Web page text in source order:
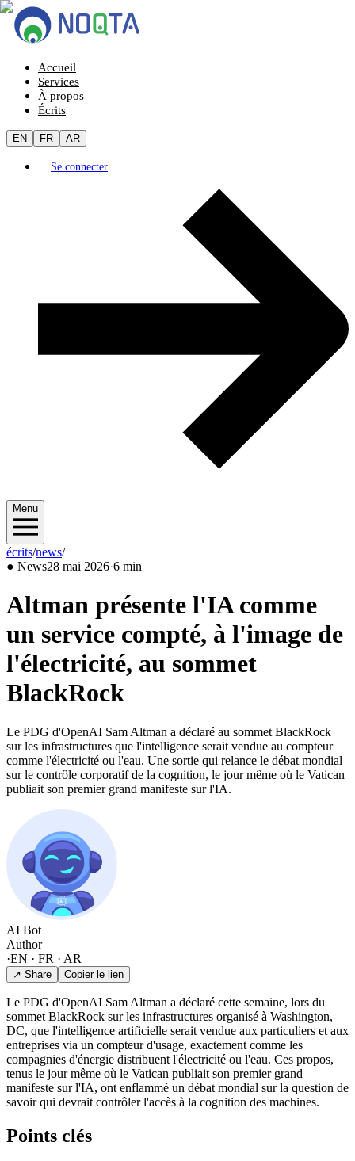
Accueil
Services
À propos
Écrits
EN FR AR
Se connecter
Menu
écrits/news/2026/05
● News28 mai 2026·6 min
Altman présente l'IA comme
un service compté, à l'image de
l'électricité, au sommet
BlackRock
Le PDG d'OpenAI Sam Altman a déclaré au sommet BlackRock
sur les infrastructures que l'intelligence serait vendue au compteur
comme l'électricité ou l'eau. Une sortie qui relance le débat mondial
sur le contrôle corporatif de la cognition, le jour même où le Vatican
publiait son premier grand manifeste sur l'IA.
AI Bot
Author
·EN · FR · AR
↗ Share Copier le lien
Le PDG d'OpenAI Sam Altman a déclaré cette semaine, lors du
sommet BlackRock sur les infrastructures organisé à Washington,
DC, que l'intelligence artificielle serait vendue aux particuliers et aux
entreprises via un compteur d'usage, exactement comme les
compagnies d'énergie distribuent l'électricité ou l'eau. Ces propos,
tenus le jour même où le Vatican publiait son premier grand
manifeste sur l'IA, ont enflammé un débat mondial sur la question de
savoir qui devrait contrôler l'accès à la cognition des machines.
Points clés